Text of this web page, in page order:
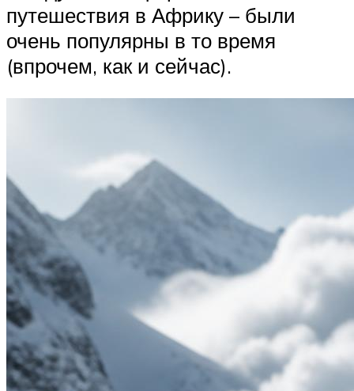
путешествия в Африку – были
очень популярны в то время
(впрочем, как и сейчас).